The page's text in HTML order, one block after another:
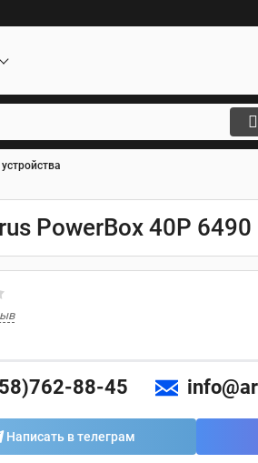
PowerBox 40P 6490
88-45
Написать в телеграм